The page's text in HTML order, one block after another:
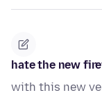
hate the new
with this new